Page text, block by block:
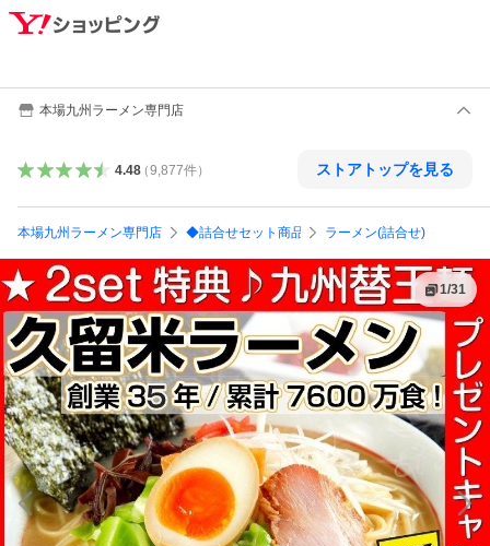
本場九州ラーメン専門店
4.48（9,877件） ストアトップを見る
本場九州ラーメン専門店 ◆詰合せセット商品 ラーメン(詰合せ)
1/31